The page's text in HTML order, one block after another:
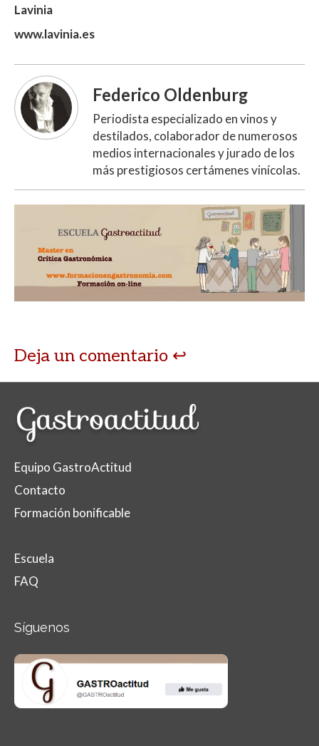
Lavinia
www.lavinia.es
Federico Oldenburg
Periodista especializado en vinos y
destilados, colaborador de numerosos
medios internacionales y jurado de los
más prestigiosos certámenes vinícolas.
Deja un comentario
Equipo GastroActitud
Contacto
Formación bonificable
Escuela
FAQ
Síguenos